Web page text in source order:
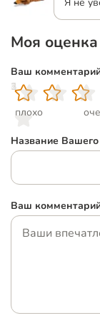
Моя
Ваш
1
плохо
2
3
4
5
Название
Ваш